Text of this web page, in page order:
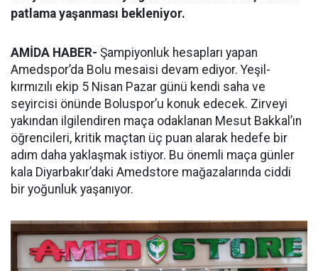
patlama yaşanması bekleniyor.
AMİDA HABER- Şampiyonluk hesapları yapan
Amedspor’da Bolu mesaisi devam ediyor. Yeşil-
kırmızılı ekip 5 Nisan Pazar günü kendi saha ve
seyircisi önünde Boluspor’u konuk edecek. Zirveyi
yakından ilgilendiren maça odaklanan Mesut Bakkal’ın
öğrencileri, kritik maçtan üç puan alarak hedefe bir
adım daha yaklaşmak istiyor. Bu önemli maça günler
kala Diyarbakır’daki Amedstore mağazalarında ciddi
bir yoğunluk yaşanıyor.